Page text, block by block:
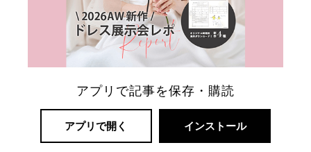
アプリで記事を保存・購読
アプリで開く インストール